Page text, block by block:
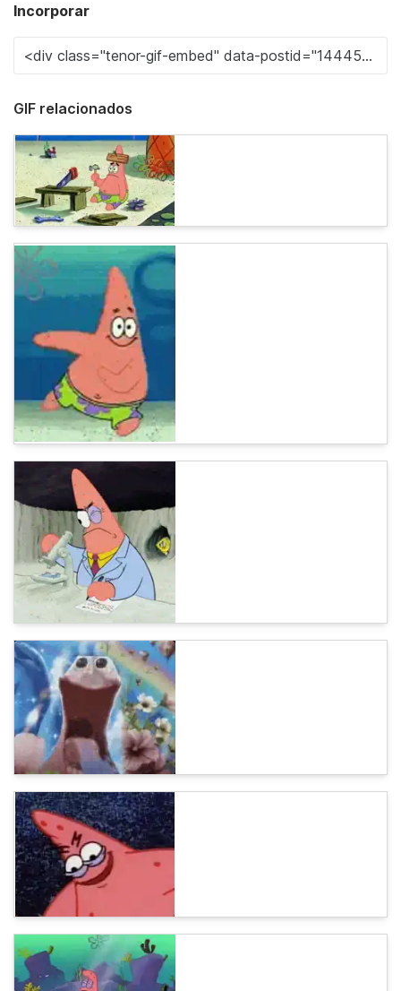
Incorporar
GIF relacionados